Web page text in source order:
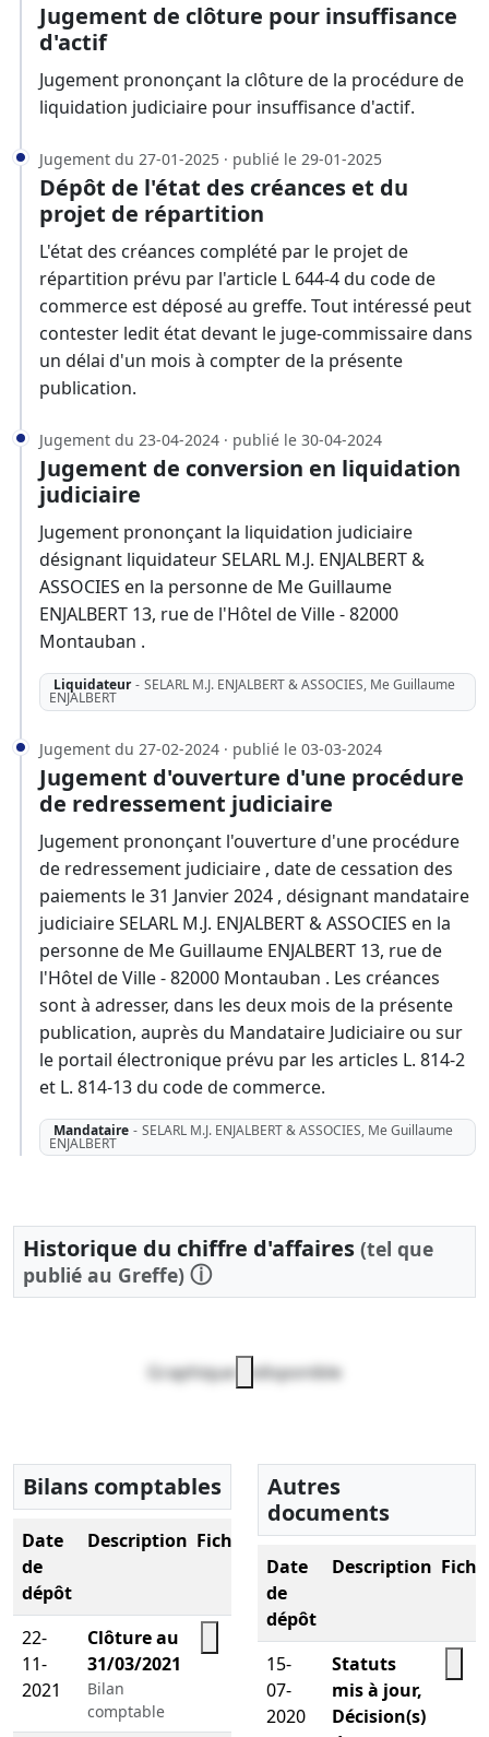
Jugement de clôture pour insuffisance
d'actif
Jugement prononçant la clôture de la procédure de
liquidation judiciaire pour insuffisance d'actif.
Jugement du 27-01-2025 · publié le 29-01-2025
Dépôt de l'état des créances et du
projet de répartition
L'état des créances complété par le projet de
répartition prévu par l'article L 644-4 du code de
commerce est déposé au greffe. Tout intéressé peut
contester ledit état devant le juge-commissaire dans
un délai d'un mois à compter de la présente
publication.
Jugement du 23-04-2024 · publié le 30-04-2024
Jugement de conversion en liquidation
judiciaire
Jugement prononçant la liquidation judiciaire
désignant liquidateur SELARL M.J. ENJALBERT &
ASSOCIES en la personne de Me Guillaume
ENJALBERT 13, rue de l'Hôtel de Ville - 82000
Montauban .
Liquidateur - SELARL M.J. ENJALBERT & ASSOCIES, Me Guillaume
ENJALBERT
Jugement du 27-02-2024 · publié le 03-03-2024
Jugement d'ouverture d'une procédure
de redressement judiciaire
Jugement prononçant l'ouverture d'une procédure
de redressement judiciaire , date de cessation des
paiements le 31 Janvier 2024 , désignant mandataire
judiciaire SELARL M.J. ENJALBERT & ASSOCIES en la
personne de Me Guillaume ENJALBERT 13, rue de
l'Hôtel de Ville - 82000 Montauban . Les créances
sont à adresser, dans les deux mois de la présente
publication, auprès du Mandataire Judiciaire ou sur
le portail électronique prévu par les articles L. 814-2
et L. 814-13 du code de commerce.
Mandataire - SELARL M.J. ENJALBERT & ASSOCIES, Me Guillaume
ENJALBERT
Historique du chiffre d'affaires (tel que
publié au Greffe) ⓘ
Graphique indisponible
Bilans comptables
Date
de
dépôt
Description Fichier
22-
11-
2021
Clôture au
31/03/2021
Bilan
comptable
Autres
documents
Date
de
dépôt
Description
15-
07-
2020
Statuts
mis à jour,
Décision(s)